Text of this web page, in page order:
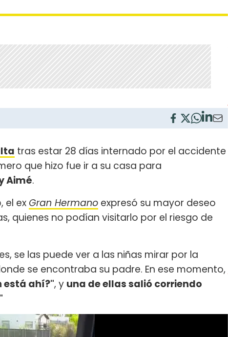
tras estar 28 días internado por el accidente
que hizo fue ir a su casa para
Aimé.
el ex Gran Hermano expresó su mayor deseo
quienes no podían visitarlo por el riesgo de
se las puede ver a las niñas mirar por la
se encontraba su padre. En ese momento,
está ahí?", y una de ellas salió corriendo